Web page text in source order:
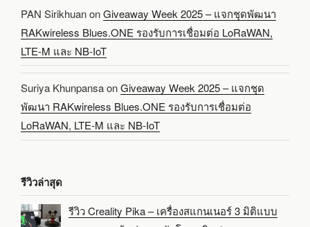
PAN SirikhuanonGiveaway Week 2025 – แจกชุดพัฒนา
RAKwireless Blues.ONE รองรับการเชื่อมต่อ LoRaWAN,
LTE-M และ NB-IoT
Suriya KhunpansaonGiveaway Week 2025 – แจกชุด
พัฒนา RAKwireless Blues.ONE รองรับการเชื่อมต่อ
LoRaWAN, LTE-M และ NB-IoT
รีวิวล่าสุด
รีวิว Creality Pika – เครื่องสแกนเนอร์ 3 มิติแบบ